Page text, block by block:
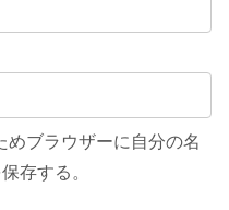
めブラウザーに自分の名
存する。